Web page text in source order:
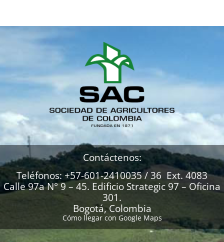
Contáctenos:
Teléfonos: +57-601-2410035 / 36 Ext. 4083
Calle 97a N° 9 – 45. Edificio Strategic 97 – Oficina
301.
Bogotá, Colombia
Cómo llegar con Google Maps